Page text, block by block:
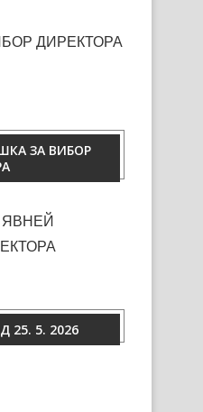
ДИРЕКТОРА
ЗА ВИБОР
25. 5. 2026